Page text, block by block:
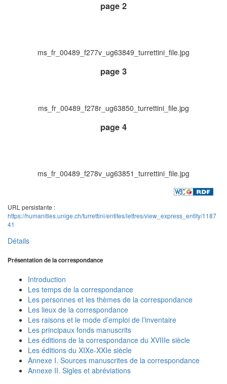
page 2
ms_fr_00489_f277v_ug63849_turrettini_file.jpg
page 3
ms_fr_00489_f278r_ug63850_turrettini_file.jpg
page 4
ms_fr_00489_f278v_ug63851_turrettini_file.jpg
URL persistante :
https://humanities.unige.ch/turrettini/entites/lettres/view_express_entity/1187
41
Détails
Présentation de la correspondance
Introduction
Les temps de la correspondance
Les personnes et les thèmes de la correspondance
Les lieux de la correspondance
Les raisons et le mode d’emploi de l’inventaire
Les principaux fonds manuscrits
Les éditions de la correspondance du XVIIIe siècle
Les éditions du XIXe-XXIe siècle
Annexe I. Sources manuscrites de la correspondance
Annexe II. Sigles et abréviations